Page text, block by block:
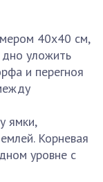
40х40 см,
уложить
и перегноя
ямки,
Корневая
уровне с